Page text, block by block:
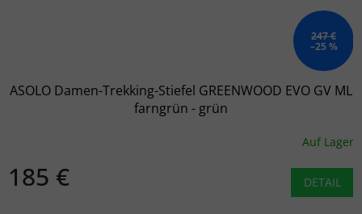
247 €
–25 %
ASOLO Damen-Trekking-Stiefel GREENWOOD EVO GV ML
farngrün - grün
Auf Lager
185 € DETAIL